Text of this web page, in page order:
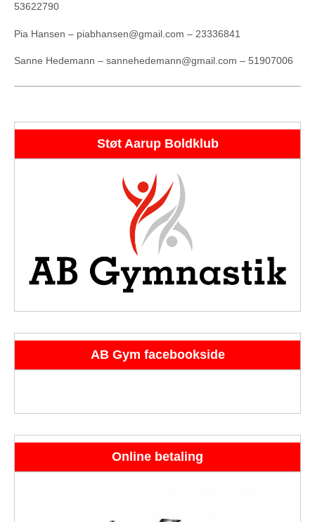
53622790
Pia Hansen – piabhansen@gmail.com – 23336841
Sanne Hedemann – sannehedemann@gmail.com – 51907006
Støt Aarup Boldklub
AB Gym facebookside
Online betaling